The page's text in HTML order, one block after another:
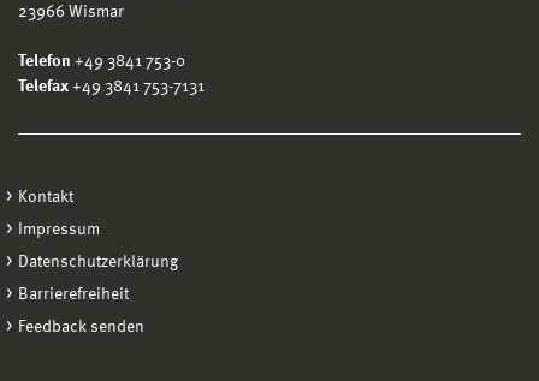
23966 Wismar
Telefon +49 3841 753-0
Telefax +49 3841 753-7131
Kontakt
Impressum
Datenschutzerklärung
Barrierefreiheit
Feedback senden